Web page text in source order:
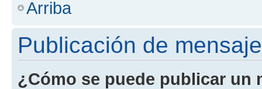
Arriba
Publicación de
¿Cómo se puede publicar un